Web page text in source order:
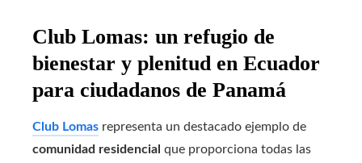
Club Lomas: un refugio de
bienestar y plenitud en Ecuador
para ciudadanos de Panamá
Club Lomas representa un destacado ejemplo de
comunidad residencial que proporciona todas las